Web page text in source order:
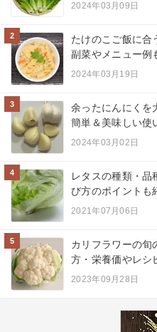
2024年03月09日
2
たけのこご飯に合
副菜やメニュー例
2024年03月19日
3
余ったにんにくを
簡単＆美味しい使
2024年03月02日
4
レタスの種類・品
び方のポイントも
2021年07月06日
5
カリフラワーの旬
方・栄養価やレシ
2023年09月28日